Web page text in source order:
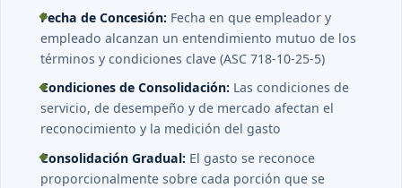
Fecha de Concesión: Fecha en que empleador y
empleado alcanzan un entendimiento mutuo de los
términos y condiciones clave (ASC 718-10-25-5)
Condiciones de Consolidación: Las condiciones de
servicio, de desempeño y de mercado afectan el
reconocimiento y la medición del gasto
Consolidación Gradual: El gasto se reconoce
proporcionalmente sobre cada porción que se